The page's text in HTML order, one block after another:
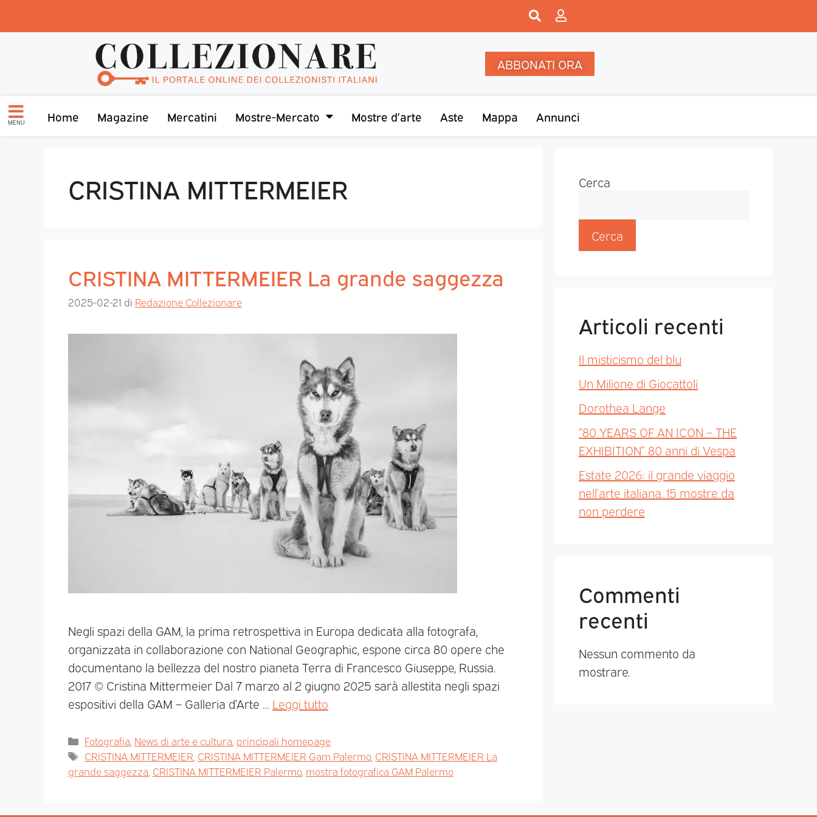
ABBONATI ORA
MENU Home Magazine Mercatini Mostre-Mercato Mostre d’arte Aste Mappa Annunci
CRISTINA MITTERMEIER
CRISTINA MITTERMEIER La grande saggezza
2025-02-21 di Redazione Collezionare
Negli spazi della GAM, la prima retrospettiva in Europa dedicata alla fotografa,
organizzata in collaborazione con National Geographic, espone circa 80 opere che
documentano la bellezza del nostro pianeta Terra di Francesco Giuseppe, Russia.
2017 © Cristina Mittermeier Dal 7 marzo al 2 giugno 2025 sarà allestita negli spazi
espositivi della GAM – Galleria d’Arte … Leggi tutto
Fotografia News di arte e cultura principali homepage
CRISTINA MITTERMEIER CRISTINA MITTERMEIER Gam Palermo, CRISTINA MITTERMEIER La
grande saggezza CRISTINA MITTERMEIER Palermo, mostra fotografica GAM Palermo
Cerca
Cerca
Articoli recenti
Il misticismo del blu
Un Milione di Giocattoli
Dorothea Lange
“80 YEARS OF AN ICON – THE
EXHIBITION” 80 anni di Vespa
Estate 2026: il grande viaggio
nell’arte italiana. 15 mostre da
non perdere
Commenti
recenti
Nessun commento da
mostrare.